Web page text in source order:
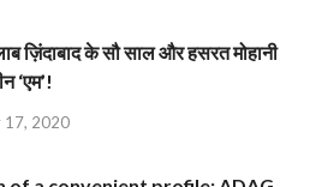
ज़िंदाबाद के सौ साल और हसरत मोहानी
‘एम’!
17, 2020